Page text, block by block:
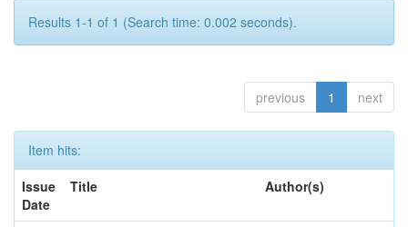
Results 1-1 of 1 (Search time: 0.002 seconds).
previous 1 next
Item hits:
Issue
Date
Title Author(s)